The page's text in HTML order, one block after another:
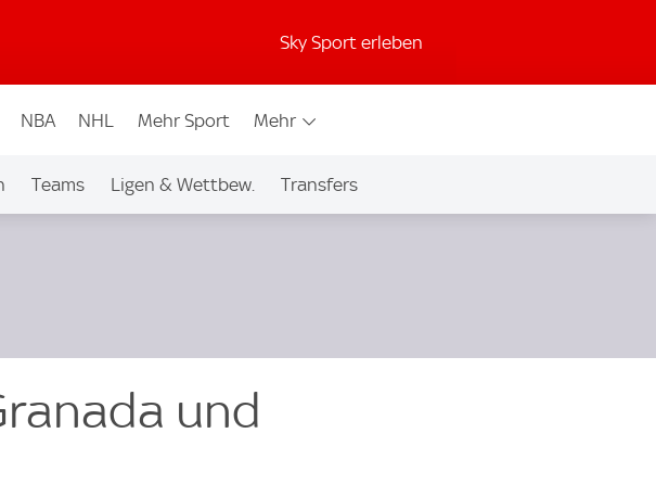
Sky Sport erleben
NBA NHL Mehr Sport Mehr
Teams Ligen & Wettbew. Transfers
und